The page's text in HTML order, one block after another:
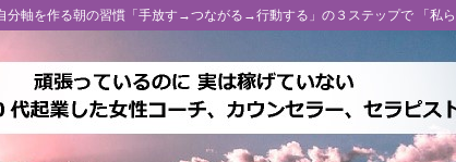
軸を作る朝の習慣「手放す→つながる→行動する」の３ステップで 「私